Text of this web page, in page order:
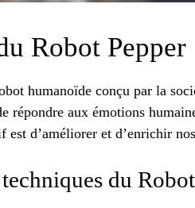
Robot Pepper
humanoïde conçu par la
répondre aux émotions
est d’améliorer et d’enrichir
du